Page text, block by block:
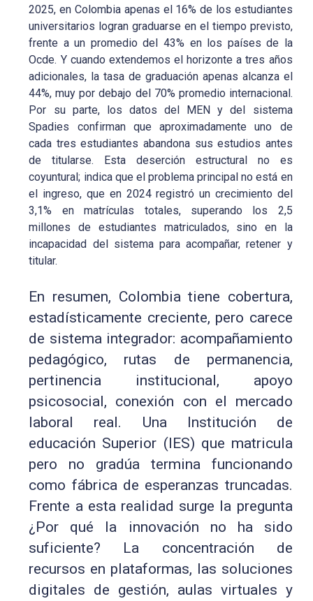
2025, en Colombia apenas el 16% de los estudiantes
universitarios logran graduarse en el tiempo previsto,
frente a un promedio del 43% en los países de la
Ocde. Y cuando extendemos el horizonte a tres años
adicionales, la tasa de graduación apenas alcanza el
44%, muy por debajo del 70% promedio internacional.
Por su parte, los datos del MEN y del sistema
Spadies confirman que aproximadamente uno de
cada tres estudiantes abandona sus estudios antes
de titularse. Esta deserción estructural no es
coyuntural; indica que el problema principal no está en
el ingreso, que en 2024 registró un crecimiento del
3,1% en matrículas totales, superando los 2,5
millones de estudiantes matriculados, sino en la
incapacidad del sistema para acompañar, retener y
titular.
En resumen, Colombia tiene cobertura,
estadísticamente creciente, pero carece
de sistema integrador: acompañamiento
pedagógico, rutas de permanencia,
pertinencia institucional, apoyo
psicosocial, conexión con el mercado
laboral real. Una Institución de
educación Superior (IES) que matricula
pero no gradúa termina funcionando
como fábrica de esperanzas truncadas.
Frente a esta realidad surge la pregunta
¿Por qué la innovación no ha sido
suficiente? La concentración de
recursos en plataformas, las soluciones
digitales de gestión, aulas virtuales y